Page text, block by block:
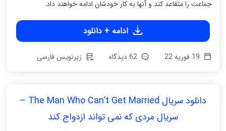
جماعت را متقاعد کند و آنها به کار خودشان ادامه خواهند داد.
ادامه + دانلود
62 دیدگاه زیرنویس فارسی
دانلود سریال The Man Who Can’t Get Married –
سریال مردی که نمی تواند ازدواج کند